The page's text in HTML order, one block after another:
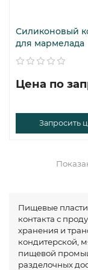
Силиконовый
для мармелада
Цена по
Запросить
Пищевые
контакта с
хранения и
кондитерской,
пищевой
разделочных